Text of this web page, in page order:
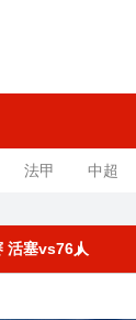
法甲 中超
活塞vs76人